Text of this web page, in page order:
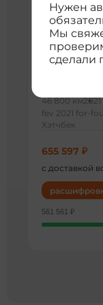
46 800 км2021
fev 2021 for-
Хэтчбек
655 597 ₽
с доставкой
561 561 ₽
Нужен
Мы
сделали